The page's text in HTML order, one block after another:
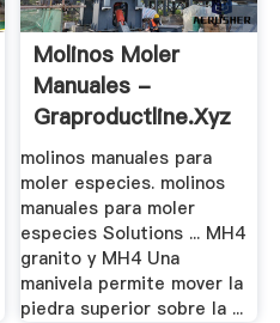
Molinos Moler
Manuales -
Graproductline.xyz
molinos manuales para
moler especies. molinos
manuales para moler
especies Solutions ... MH4
granito y MH4 Una
manivela permite mover la
piedra superior sobre la ...